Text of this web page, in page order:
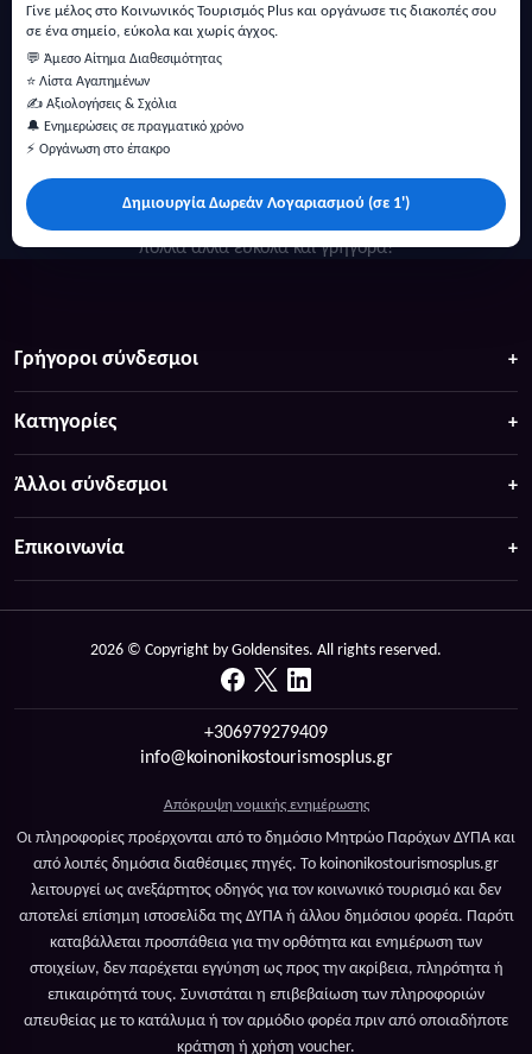
Γίνε μέλος στο Κοινωνικός Τουρισμός Plus και οργάνωσε τις διακοπές σου
σε ένα σημείο, εύκολα και χωρίς άγχος.
💬 Άμεσο Αίτημα Διαθεσιμότητας
⭐ Λίστα Αγαπημένων
✍️ Αξιολογήσεις & Σχόλια
🔔 Ενημερώσεις σε πραγματικό χρόνο
⚡ Οργάνωση στο έπακρο
Δημιουργία Δωρεάν Λογαριασμού (σε 1')
πολλά άλλα ευκολα και γρήγορα!
Γρήγοροι σύνδεσμοι
Κατηγορίες
Άλλοι σύνδεσμοι
Επικοινωνία
2026 © Copyright by Goldensites. All rights reserved.
+306979279409
info@koinonikostourismosplus.gr
Απόκρυψη νομικής ενημέρωσης
Οι πληροφορίες προέρχονται από το δημόσιο Μητρώο Παρόχων ΔΥΠΑ και
από λοιπές δημόσια διαθέσιμες πηγές. Το koinonikostourismosplus.gr
λειτουργεί ως ανεξάρτητος οδηγός για τον κοινωνικό τουρισμό και δεν
αποτελεί επίσημη ιστοσελίδα της ΔΥΠΑ ή άλλου δημόσιου φορέα. Παρότι
καταβάλλεται προσπάθεια για την ορθότητα και ενημέρωση των
στοιχείων, δεν παρέχεται εγγύηση ως προς την ακρίβεια, πληρότητα ή
επικαιρότητά τους. Συνιστάται η επιβεβαίωση των πληροφοριών
απευθείας με το κατάλυμα ή τον αρμόδιο φορέα πριν από οποιαδήποτε
κράτηση ή χρήση voucher.